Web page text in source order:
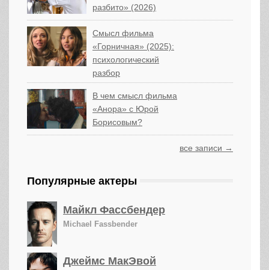
разбито» (2026)
Смысл фильма
«Горничная» (2025):
психологический
разбор
В чем смысл фильма
«Анора» с Юрой
Борисовым?
все записи →
Популярные актеры
Майкл Фассбендер
Michael Fassbender
Джеймс МакЭвой